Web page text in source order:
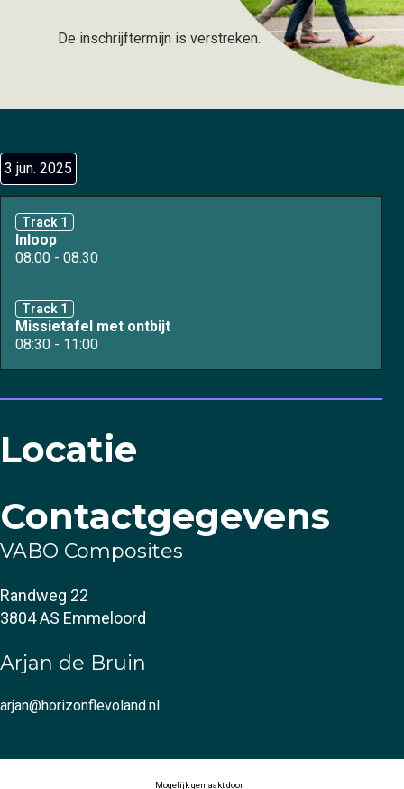
De inschrijftermijn is verstreken.
3 jun. 2025
Track 1
Inloop
08:00 - 08:30
Track 1
Missietafel met ontbijt
08:30 - 11:00
Locatie
Contactgegevens
VABO Composites
Randweg 22
3804 AS Emmeloord
Arjan de Bruin
arjan@horizonflevoland.nl
Mogelijk gemaakt door